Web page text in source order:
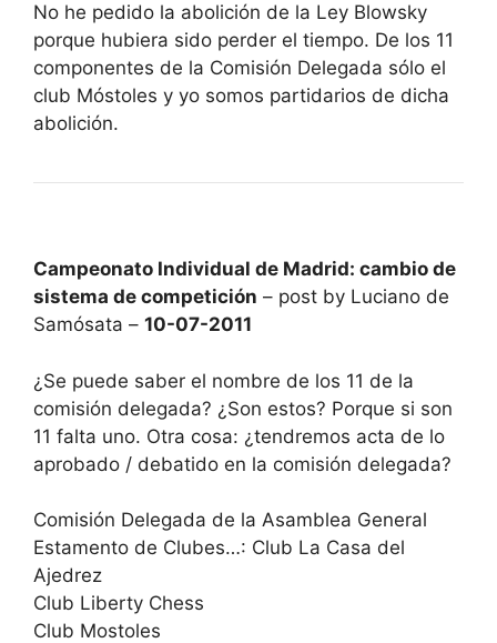
No he pedido la abolición de la Ley Blowsky
porque hubiera sido perder el tiempo. De los 11
componentes de la Comisión Delegada sólo el
club Móstoles y yo somos partidarios de dicha
abolición.
Campeonato Individual de Madrid: cambio de
sistema de competición – post by Luciano de
Samósata – 10-07-2011
¿Se puede saber el nombre de los 11 de la
comisión delegada? ¿Son estos? Porque si son
11 falta uno. Otra cosa: ¿tendremos acta de lo
aprobado / debatido en la comisión delegada?
Comisión Delegada de la Asamblea General
Estamento de Clubes…: Club La Casa del
Ajedrez
Club Liberty Chess
Club Mostoles